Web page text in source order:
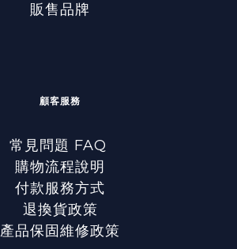
販售品牌
顧客服務
常見問題 FAQ
購物流程說明
付款服務方式
退換貨政策
產品保固維修政策